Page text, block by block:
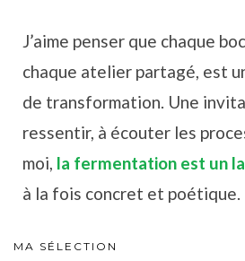
J’aime penser que chaque
chaque atelier partagé, est
de transformation. Une
ressentir, à écouter les
moi, la fermentation est un
à la fois concret et poétique.
MA SÉLECTION